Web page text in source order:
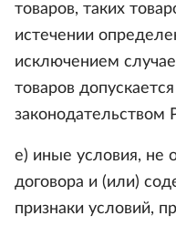
товаров, таких
истечении
исключением
товаров
законодательством
е) иные условия, не
договора и (или)
признаки условий,